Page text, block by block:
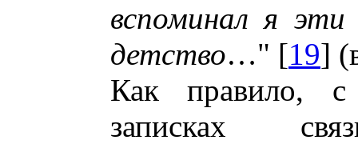
вспоминал я
детство…" [19]
Как правило,
записках